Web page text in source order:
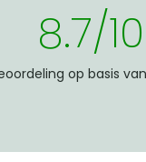
8.7/10
op basis van